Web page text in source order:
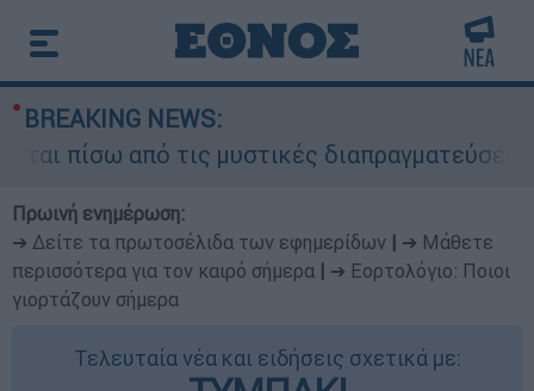
BREAKING NEWS:
πίσω από τις μυστικές διαπραγματεύσεις και
Πρωινή ενημέρωση:
➔ Δείτε τα πρωτοσέλιδα των εφημερίδων
➔ Μάθετε
περισσότερα για τον καιρό σήμερα
➔ Εορτολόγιο: Ποιοι
γιορτάζουν σήμερα
Τελευταία νέα και ειδήσεις σχετικά με: